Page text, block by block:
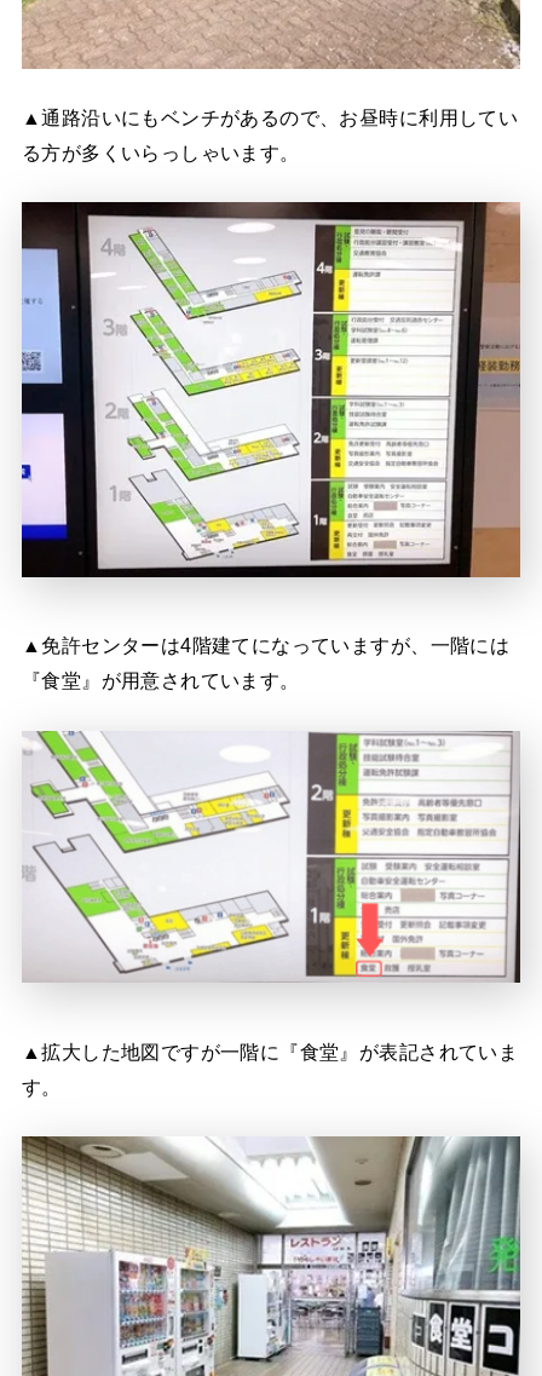
▲通路沿いにもベンチがあるので、お昼時に利用してい
る方が多くいらっしゃいます。
▲免許センターは4階建てになっていますが、一階には
『食堂』が用意されています。
▲拡大した地図ですが一階に『食堂』が表記されていま
す。